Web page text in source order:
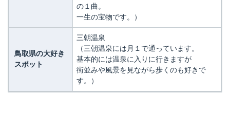
の１曲。
一生の宝物です。）
鳥取県の大好き
スポット
三朝温泉
（三朝温泉には月１で通っています。
基本的には温泉に入りに行きますが
街並みや風景を見ながら歩くのも好きで
す。）